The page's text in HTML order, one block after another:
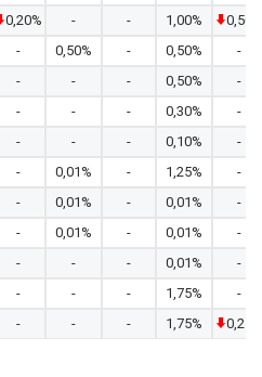
0,20% - - 1,00%
0,50%
- 0,50% - 0,50%
-
- - - 0,50%
-
- - - 0,30%
-
- - - 0,10%
-
- 0,01% - 1,25%
-
- 0,01% - 0,01%
-
- 0,01% - 0,01%
-
- - - 0,01%
-
- - - 1,75%
-
- - - 1,75% 0,25%